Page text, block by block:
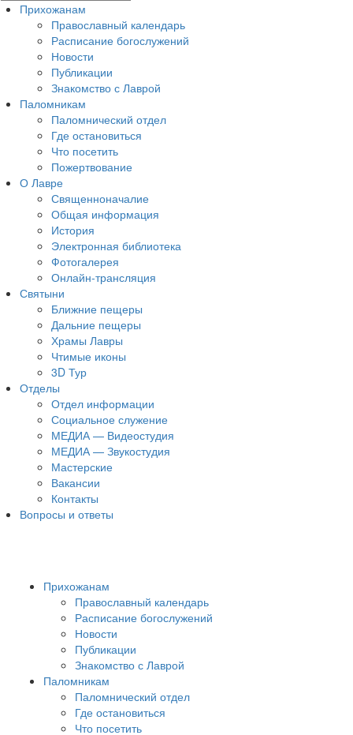
Прихожанам
Православный календарь
Расписание богослужений
Новости
Публикации
Знакомство с Лаврой
Паломникам
Паломнический отдел
Где остановиться
Что посетить
Пожертвование
О Лавре
Священноначалие
Общая информация
История
Электронная библиотека
Фотогалерея
Онлайн-трансляция
Святыни
Ближние пещеры
Дальние пещеры
Храмы Лавры
Чтимые иконы
3D Тур
Отделы
Отдел информации
Социальное служение
МЕДИА — Видеостудия
МЕДИА — Звукостудия
Мастерские
Вакансии
Контакты
Вопросы и ответы
Прихожанам
Православный календарь
Расписание богослужений
Новости
Публикации
Знакомство с Лаврой
Паломникам
Паломнический отдел
Где остановиться
Что посетить